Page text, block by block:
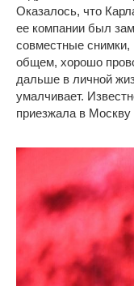
Оказалось, что
ее компании был
совместные снимки,
общем, хорошо
дальше в личной
умалчивает.
приезжала в Москву